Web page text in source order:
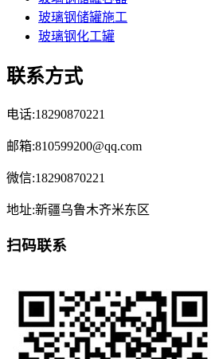
玻璃钢储罐施工
玻璃钢化工罐
联系方式
电话:18290870221
邮箱:810599200@qq.com
微信:18290870221
地址:新疆乌鲁木齐米东区
扫码联系